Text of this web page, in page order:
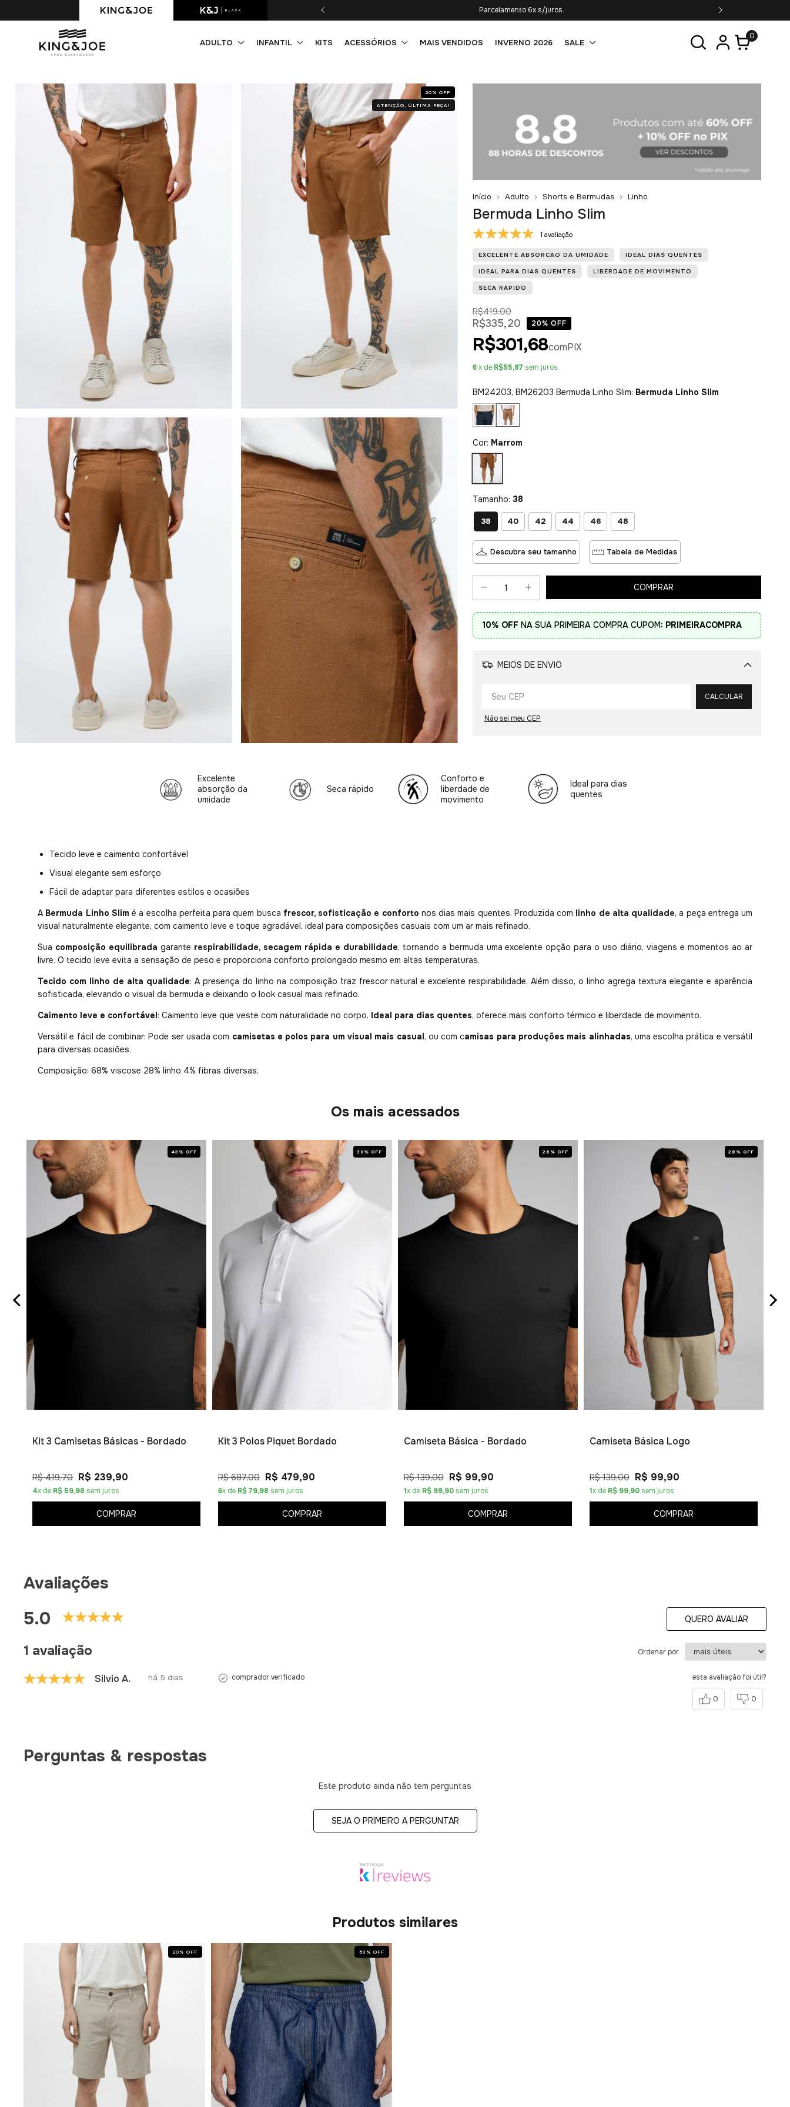
Primeira compra com 10% OFF. Cupom: PRIMEIRACOMPRA Parcelamento 6x s/juros.
ADULTO INFANTIL KITS ACESSÓRIOS MAIS VENDIDOS INVERNO 2026 SALE
0
20 % OFF
ATENÇÃO, ÚLTIMA PEÇA!
Início Adulto Shorts e Bermudas Linho
Bermuda Linho Slim
1 avaliação
EXCELENTE ABSORCAO DA UMIDADE IDEAL DIAS QUENTES
IDEAL PARA DIAS QUENTES LIBERDADE DE MOVIMENTO
SECA RAPIDO
R$419,00
R$335,20 20% OFF
R$301,68comPIX
6x de R$55,87 sem juros
BM24203, BM26203 Bermuda Linho Slim: Bermuda Linho Slim
Cor: Marrom
Tamanho: 38
38 40 42 44 46 48
Descubra seu tamanho Tabela de Medidas
10% OFF NA SUA PRIMEIRA COMPRA CUPOM: PRIMEIRACOMPRA
MEIOS DE ENVIO
Alterar CEP
CALCULAR
Não sei meu CEP
Excelente
absorção da
umidade
Seca rápido
Conforto e
liberdade de
movimento
Ideal para dias
quentes
Tecido leve e caimento confortável
Visual elegante sem esforço
Fácil de adaptar para diferentes estilos e ocasiões
A Bermuda Linho Slim é a escolha perfeita para quem busca frescor, sofisticação e conforto nos dias mais quentes. Produzida com linho de alta qualidade, a peça entrega um
visual naturalmente elegante, com caimento leve e toque agradável, ideal para composições casuais com um ar mais refinado.
Sua composição equilibrada garante respirabilidade, secagem rápida e durabilidade, tornando a bermuda uma excelente opção para o uso diário, viagens e momentos ao ar
livre. O tecido leve evita a sensação de peso e proporciona conforto prolongado mesmo em altas temperaturas.
Tecido com linho de alta qualidade: A presença do linho na composição traz frescor natural e excelente respirabilidade. Além disso, o linho agrega textura elegante e aparência
sofisticada, elevando o visual da bermuda e deixando o look casual mais refinado.
Caimento leve e confortável: Caimento leve que veste com naturalidade no corpo. Ideal para dias quentes, oferece mais conforto térmico e liberdade de movimento.
Versátil e fácil de combinar: Pode ser usada com camisetas e polos para um visual mais casual, ou com camisas para produções mais alinhadas, uma escolha prática e versátil
para diversas ocasiões.
Composição: 68% viscose 28% linho 4% fibras diversas.
Os mais acessados
43% OFF
Kit 3 Camisetas Básicas - Bordado
R$ 419,70 R$ 239,90
4x de R$ 59,98 sem juros
COMPRAR
30% OFF
Kit 3 Polos Piquet Bordado
R$ 687,00 R$ 479,90
6x de R$ 79,98 sem juros
COMPRAR
28% OFF
Camiseta Básica - Bordado
R$ 139,00 R$ 99,90
1x de R$ 99,90sem juros
COMPRAR
28% OFF
Camiseta Básica Logo
R$ 139,00 R$ 99,90
1x de R$ 99,90sem juros
COMPRAR
Avaliações
5.0 QUERO AVALIAR
1 avaliação Ordenar por
Silvio A. há 5 dias comprador verificado esta avaliação foi útil?
0 0
Perguntas & respostas
Este produto ainda não tem perguntas
SEJA O PRIMEIRO A PERGUNTAR
Produtos similares
20 % OFF 59 % OFF